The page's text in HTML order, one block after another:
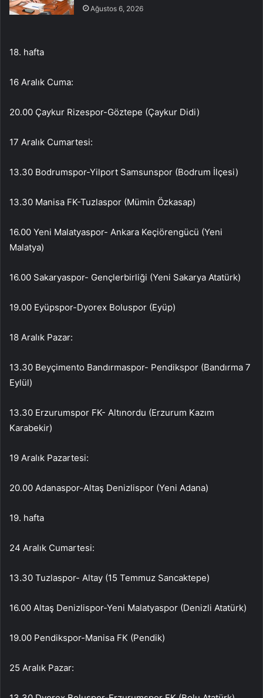
Ağustos 6, 2026
18. hafta
16 Aralık Cuma:
20.00 Çaykur Rizespor-Göztepe (Çaykur Didi)
17 Aralık Cumartesi:
13.30 Bodrumspor-Yilport Samsunspor (Bodrum İlçesi)
13.30 Manisa FK-Tuzlaspor (Mümin Özkasap)
16.00 Yeni Malatyaspor- Ankara Keçiörengücü (Yeni
Malatya)
16.00 Sakaryaspor- Gençlerbirliği (Yeni Sakarya Atatürk)
19.00 Eyüpspor-Dyorex Boluspor (Eyüp)
18 Aralık Pazar:
13.30 Beyçimento Bandırmaspor- Pendikspor (Bandırma 7
Eylül)
13.30 Erzurumspor FK- Altınordu (Erzurum Kazım
Karabekir)
19 Aralık Pazartesi:
20.00 Adanaspor-Altaş Denizlispor (Yeni Adana)
19. hafta
24 Aralık Cumartesi:
13.30 Tuzlaspor- Altay (15 Temmuz Sancaktepe)
16.00 Altaş Denizlispor-Yeni Malatyaspor (Denizli Atatürk)
19.00 Pendikspor-Manisa FK (Pendik)
25 Aralık Pazar: